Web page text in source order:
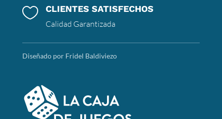
 CLIENTES SATISFECHOS
Calidad Garantizada
Diseñado por Fridel Baldiviezo